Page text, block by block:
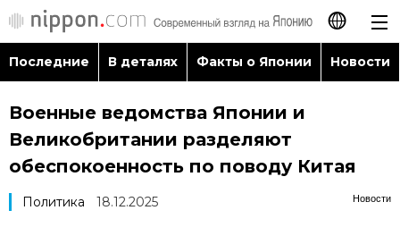
日本語
English
简体字
Последние
Последние В деталях Факты о Японии Новости
Военные ведомства Японии и
Великобритании разделяют
обеспокоенность по поводу Китая
Новости
Политика 18.12.2025